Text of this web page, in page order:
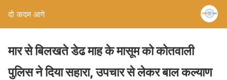
दो कदम आगे
मार से बिलखते डेढ माह के मासूम को कोतवाली
पुलिस ने दिया सहारा, उपचार से लेकर बाल कल्याण